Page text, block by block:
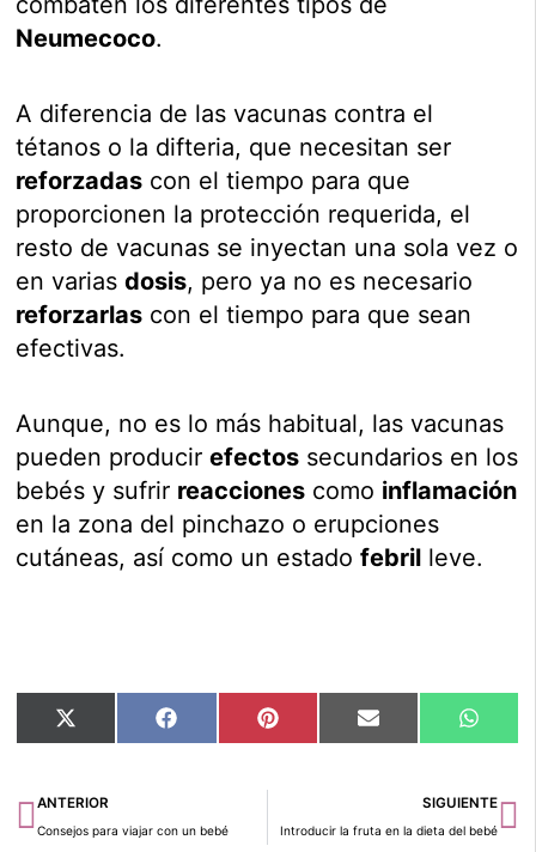
Neumecoco.
A diferencia de las vacunas contra el
tétanos o la difteria, que necesitan ser
reforzadas con el tiempo para que
proporcionen la protección requerida, el
resto de vacunas se inyectan una sola vez o
en variasdosis, pero ya no es necesario
reforzarlas con el tiempo para que sean
efectivas.
Aunque, no es lo más habitual, las vacunas
pueden producirefectos secundarios en los
bebés y sufrir reacciones como inflamación
en la zona del pinchazo o erupciones
cutáneas, así como un estadofebril leve.
Compartir
en
X
(Twitter)
Compartir
en
Facebook Compartir
en
Pinterest Compartir
en
Email
en
Ant
ANTERIOR
Consejos para viajar con un bebé
SIGUIENTE
Introducir la fruta en la dieta del bebé